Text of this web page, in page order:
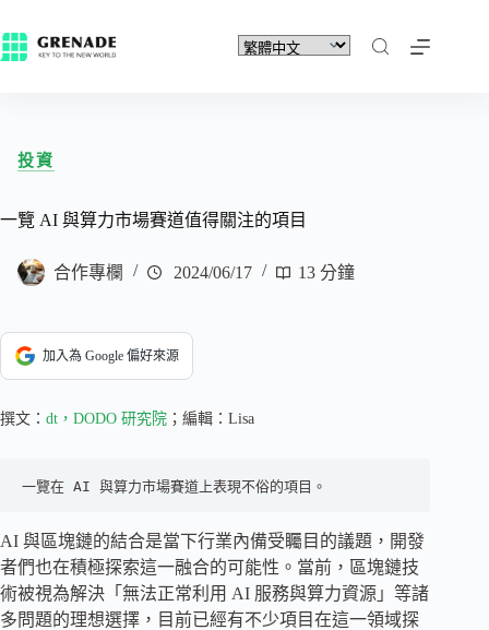
投資
一覽 AI 與算力市場賽道值得關注的項目
合作專欄 2024/06/17 13 分鐘
加入為 Google 偏好來源
撰文： dt，DODO 研究院 ；編輯：Lisa
一覽在 AI 與算力市場賽道上表現不俗的項目。
AI 與區塊鏈的結合是當下行業內備受矚目的議題，開發
者們也在積極探索這一融合的可能性。當前，區塊鏈技
術被視為解決「無法正常利用 AI 服務與算力資源」等諸
多問題的理想選擇，目前已經有不少項目在這一領域探